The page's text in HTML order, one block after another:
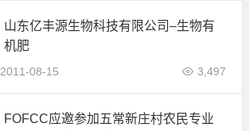
山东亿丰源生物科技有限公司–生物有
机肥
2011-08-15 3,497
FOFCC应邀参加五常新庄村农民专业